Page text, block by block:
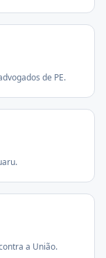
de PE.
.
a União.